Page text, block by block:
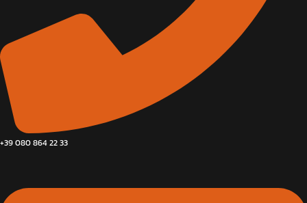
+39 080 864 22 33